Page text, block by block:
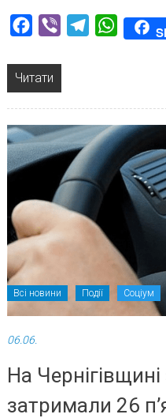
Facebook
Viber TelegramWhatsApp
Читати
Всі новини Події Соціум
06.06.
На Чернігівщині
затримали 26